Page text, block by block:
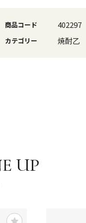
商品コード 402297
カテゴリー 焼酎乙